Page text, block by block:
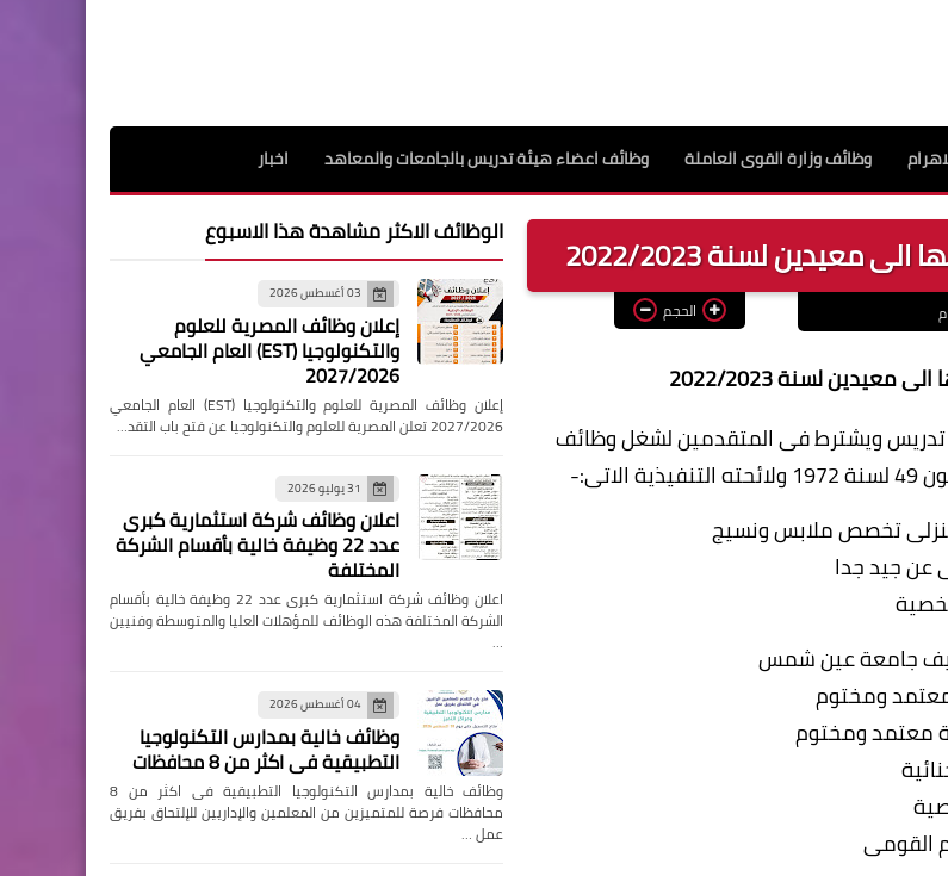
وظائف وزارة القوى العاملة وظائف اعضاء هيئة تدريس بالجامعات والمعاهد اخبار
لسنة 2022/2023
الحجم
لسنة 2022/2023
ويشترط فى المتقدمين لشغل وظائف
جامعة عين شمس
الوظائف الاكثر مشاهدة هذا الاسبوع
03 أغسطس 2026
إعلان وظائف المصرية للعلوم
والتكنولوجيا (EST) العام الجامعي
2027/2026
إعلان وظائف المصرية للعلوم والتكنولوجيا (EST) العام الجامعي
2027/2026 تعلن المصرية للعلوم والتكنولوجيا عن فتح باب التقد…
31 يوليو 2026
اعلان وظائف شركة استثمارية كبرى
عدد 22 وظيفة خالية بأقسام الشركة
المختلفة
اعلان وظائف شركة استثمارية كبرى عدد 22 وظيفة خالية بأقسام
الشركة المختلفة هذه الوظائف للمؤهلات العليا والمتوسطة وفنيين
…
04 أغسطس 2026
وظائف خالية بمدارس التكنولوجيا
التطبيقية فى اكثر من 8 محافظات
وظائف خالية بمدارس التكنولوجيا التطبيقية فى اكثر من 8
محافظات فرصة للمتميزين من المعلمين والإداريين للإلتحاق بفريق
عمل …